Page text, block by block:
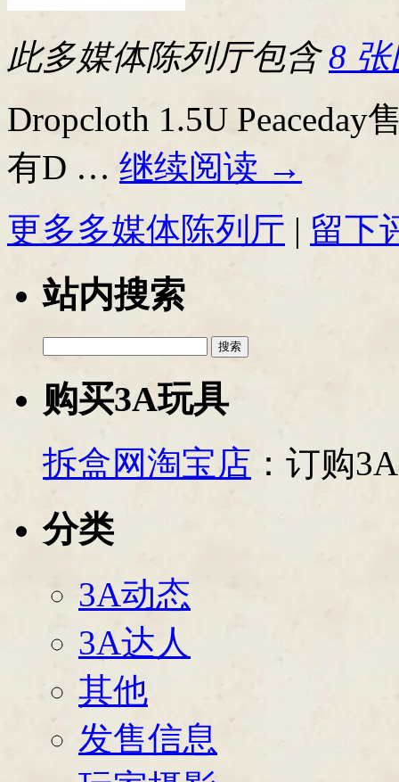
此多媒体陈列厅包含8
Dropcloth 1.5U
有D … 继续阅读 →
更多多媒体陈列厅 | 留下
站内搜索
购买3A玩具
拆盒网淘宝店 ：订购
分类
3A动态
3A达人
其他
发售信息